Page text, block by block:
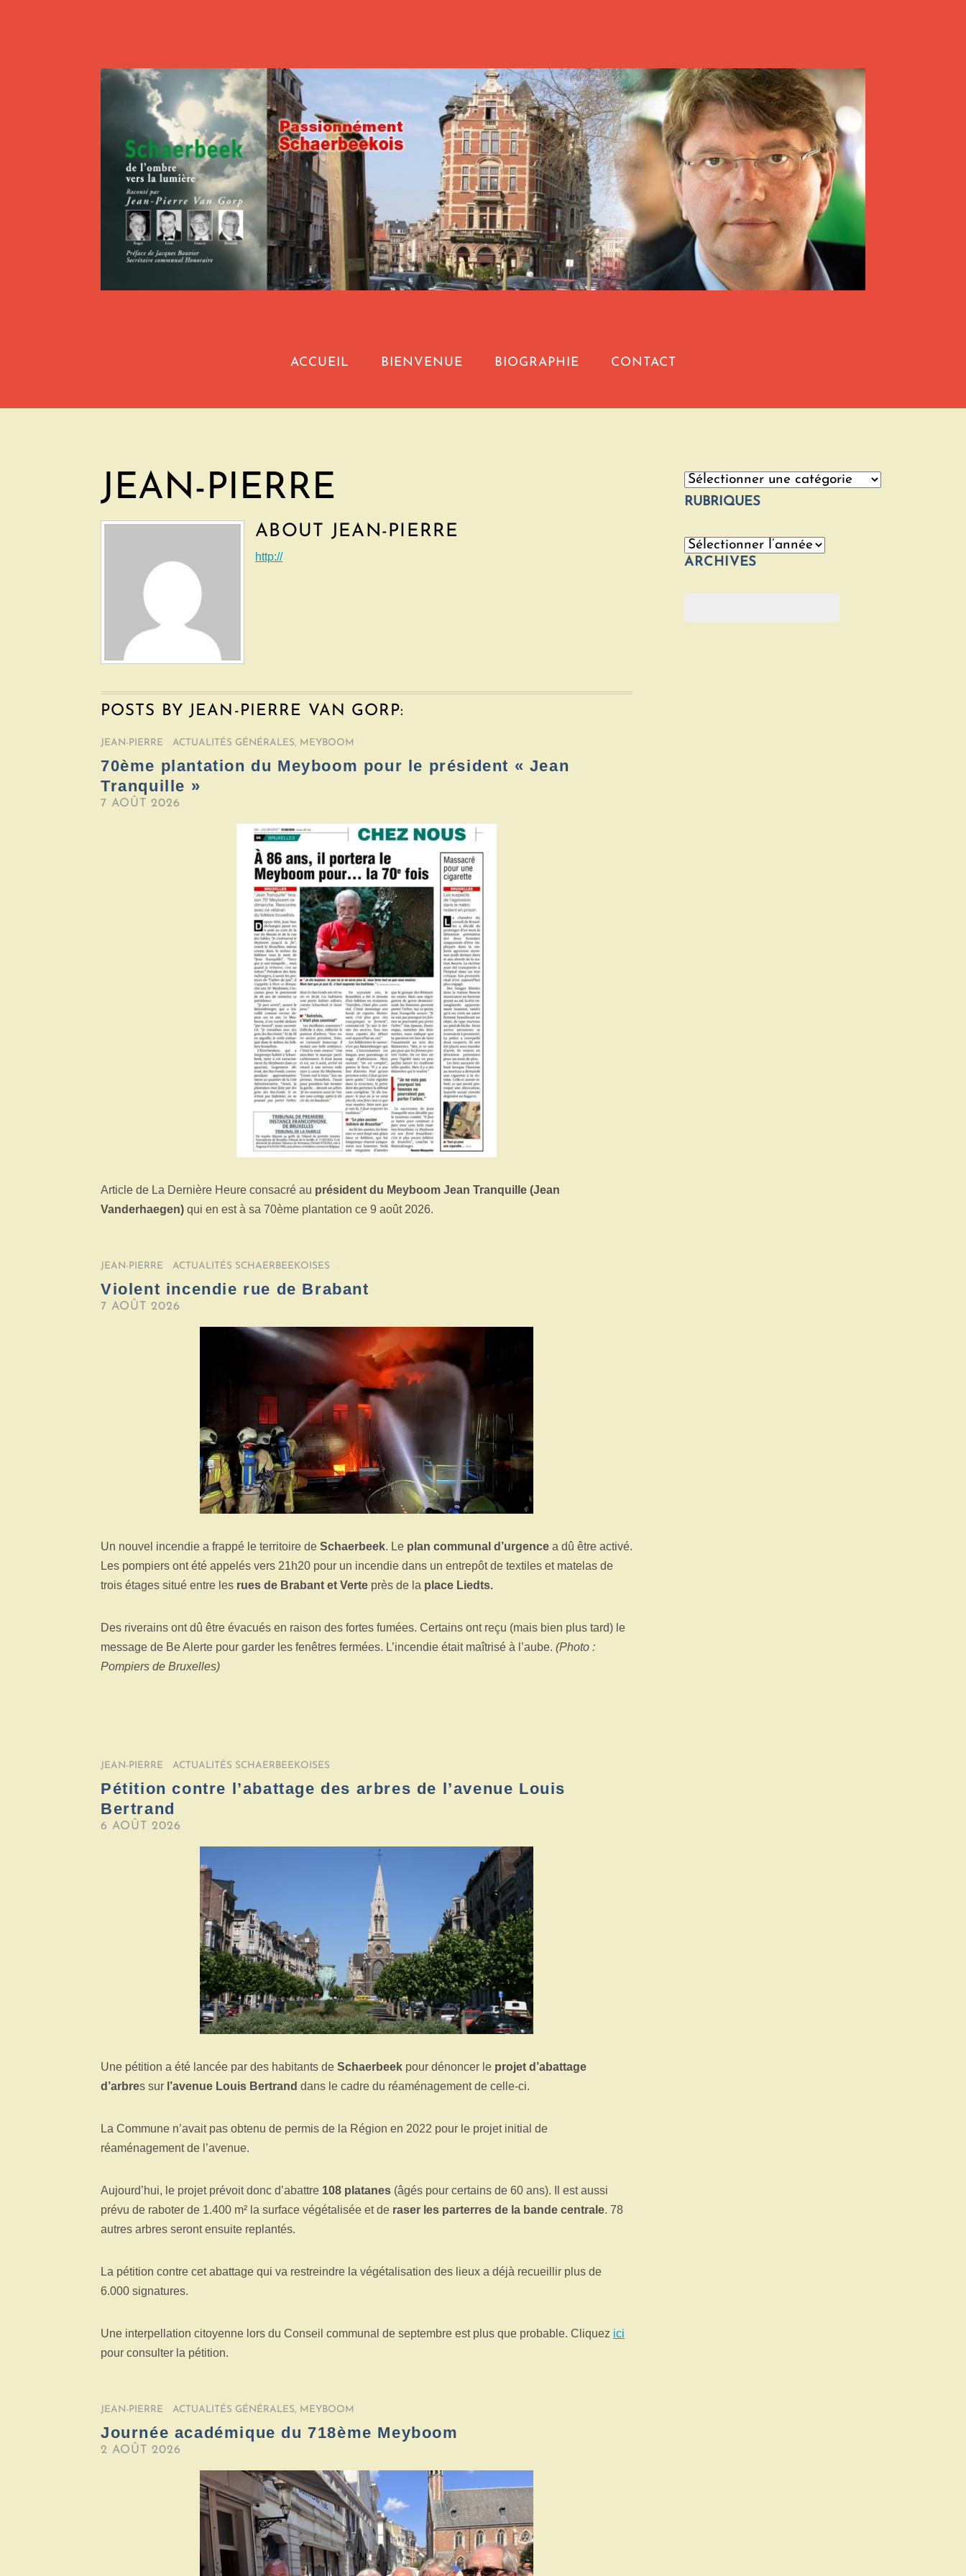
ACCUEIL BIENVENUE BIOGRAPHIE CONTACT
JEAN-PIERRE
ABOUT JEAN-PIERRE
http://
POSTS BY JEAN-PIERRE VAN GORP:
JEAN-PIERRE / ACTUALITÉS GÉNÉRALES, MEYBOOM /
70ème plantation du Meyboom pour le président « Jean
Tranquille »
7 AOÛT 2026
Article de La Dernière Heure consacré au président du Meyboom Jean Tranquille (Jean
Vanderhaegen) qui en est à sa 70ème plantation ce 9 août 2026.
JEAN-PIERRE / ACTUALITÉS SCHAERBEEKOISES /
Violent incendie rue de Brabant
7 AOÛT 2026
Un nouvel incendie a frappé le territoire de Schaerbeek. Le plan communal d’urgence a dû être activé.
Les pompiers ont été appelés vers 21h20 pour un incendie dans un entrepôt de textiles et matelas de
trois étages situé entre les rues de Brabant et Verte près de la place Liedts.
Des riverains ont dû être évacués en raison des fortes fumées. Certains ont reçu (mais bien plus tard) le
message de Be Alerte pour garder les fenêtres fermées. L’incendie était maîtrisé à l’aube. (Photo :
Pompiers de Bruxelles)
JEAN-PIERRE / ACTUALITÉS SCHAERBEEKOISES /
Pétition contre l’abattage des arbres de l’avenue Louis
Bertrand
6 AOÛT 2026
Une pétition a été lancée par des habitants de Schaerbeek pour dénoncer le projet d’abattage
d’arbres sur l’avenue Louis Bertrand dans le cadre du réaménagement de celle-ci.
La Commune n’avait pas obtenu de permis de la Région en 2022 pour le projet initial de
réaménagement de l’avenue.
Aujourd’hui, le projet prévoit donc d’abattre 108 platanes (âgés pour certains de 60 ans). Il est aussi
prévu de raboter de 1.400 m² la surface végétalisée et de raser les parterres de la bande centrale. 78
autres arbres seront ensuite replantés.
La pétition contre cet abattage qui va restreindre la végétalisation des lieux a déjà recueillir plus de
6.000 signatures.
Une interpellation citoyenne lors du Conseil communal de septembre est plus que probable. Cliquez ici
pour consulter la pétition.
JEAN-PIERRE / ACTUALITÉS GÉNÉRALES MEYBOOM /
Journée académique du 718ème Meyboom
2 AOÛT 2026
Catégories
RUBRIQUES
Archives
ARCHIVES